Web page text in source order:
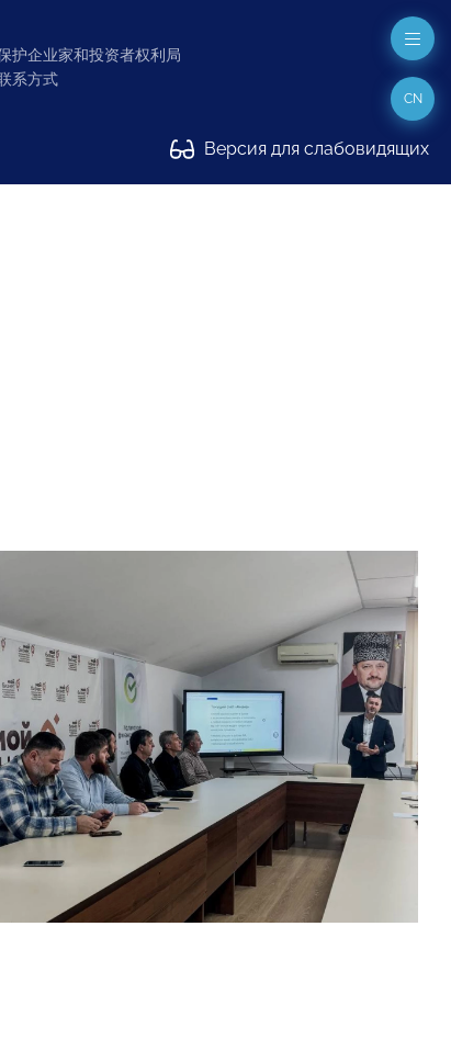
护企业家和投资者权利局
系方式
Версия для слабовидящих
CN